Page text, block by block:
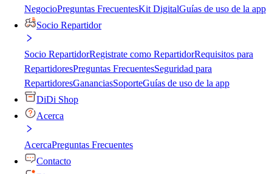
NegocioPreguntas FrecuentesKit DigitalGuías de uso de la app
Socio Repartidor
Socio RepartidorRegistrate como RepartidorRequisitos para
RepartidoresPreguntas FrecuentesSeguridad para
RepartidoresGananciasSoporteGuías de uso de la app
DiDi Shop
Acerca
AcercaPreguntas Frecuentes
Contacto